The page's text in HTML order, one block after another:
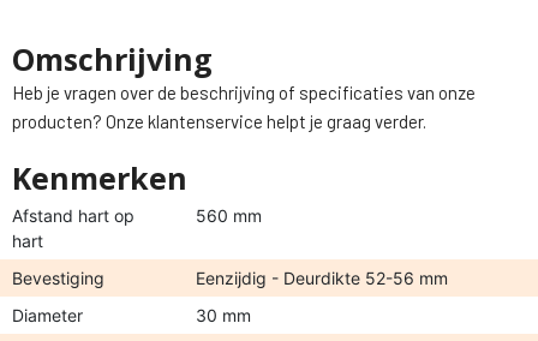
Omschrijving
Heb je vragen over de beschrijving of specificaties van onze
producten? Onze klantenservice helpt je graag verder.
Kenmerken
Afstand hart op
hart
560 mm
Bevestiging
Eenzijdig - Deurdikte 52-56 mm
Diameter
30 mm